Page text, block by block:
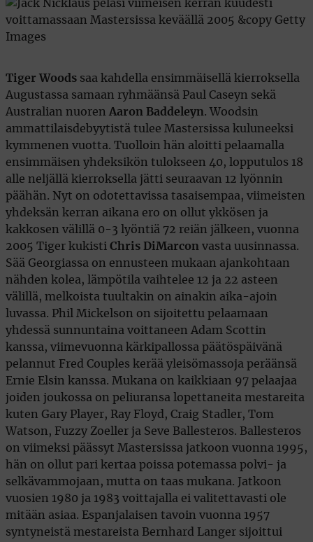
Tiger Woods saa kahdella ensimmäisellä kierroksella
Augustassa samaan ryhmäänsä Paul Caseyn sekä
Australian nuoren Aaron Baddeleyn. Woodsin
ammattilaisdebyytistä tulee Mastersissa kuluneeksi
kymmenen vuotta. Tuolloin hän aloitti pelaamalla
ensimmäisen yhdeksikön tulokseen 40, lopputulos 18
alle neljällä kierroksella jätti seuraavan 12 lyönnin
päähän. Nyt on odotettavissa tasaisempaa, viimeisten
yhdeksän kerran aikana ero on ollut ykkösen ja
kakkosen välillä 0-3 lyöntiä 72 reiän jälkeen, vuonna
2005 Tiger kukisti Chris DiMarcon vasta uusinnassa.
Sää Georgiassa on ennusteen mukaan ajankohtaan
nähden kolea, lämpötila vaihtelee 12 ja 22 asteen
välillä, melkoista tuultakin on ainakin aika-ajoin
luvassa. Phil Mickelson on sijoitettu pelaamaan
yhdessä sunnuntaina voittaneen Adam Scottin
kanssa, viimevuonna kärkipallossa päätöspäivänä
pelannut Fred Couples kerää yleisömassoja peräänsä
Ernie Elsin kanssa. Mukana on kaikkiaan 97 pelaajaa
joiden joukossa on peliuransa lopettaneita mestareita
kuten Gary Player, Ray Floyd, Craig Stadler, Tom
Watson, Fuzzy Zoeller ja Seve Ballesteros. Ballesteros
on viimeksi päässyt Mastersissa jatkoon vuonna 1995,
hän on ollut pari kertaa poissa potemassa polvi- ja
selkävammojaan, mutta on taas mukana. Jatkoon
vuosien 1980 ja 1983 voittajalla ei valitettavasti ole
mitään asiaa. Espanjalaisen tavoin vuonna 1957
syntyneistä mestareista Bernhard Langer sijoittui